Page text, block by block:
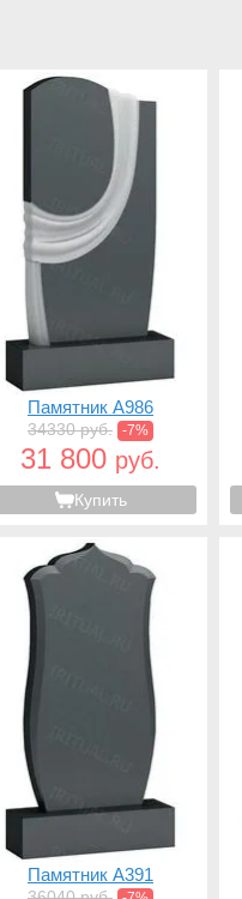
Памятник A986
34330 руб. -7%
31 800 руб.
Купить
Памятник A391